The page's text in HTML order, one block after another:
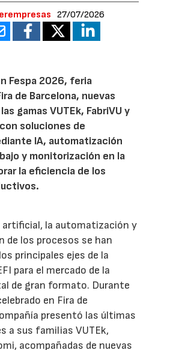
27/07/2026
Fespa 2026, feria
de Barcelona, nuevas
gamas VUTEk, FabriVU y
soluciones de
IA, automatización
y monitorización en la
la eficiencia de los
artificial, la automatización y
de los procesos se han
principales ejes de la
para el mercado de la
de gran formato. Durante
en Fira de
presentó las últimas
a sus familias VUTEk,
acompañadas de nuevas